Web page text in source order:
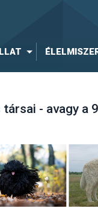
- avagy a